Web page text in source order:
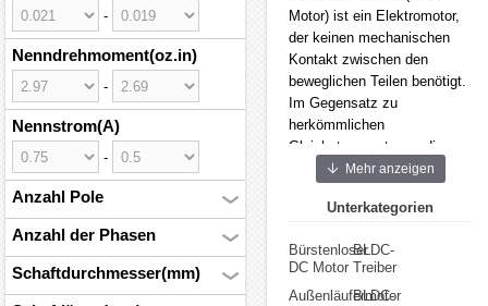
-
Nenndrehmoment(oz.in)
-
Nennstrom(A)
-
Anzahl Pole
Anzahl der Phasen
Schaftdurchmesser(mm)
Motor) ist ein Elektromotor,
der keinen mechanischen
Kontakt zwischen den
beweglichen Teilen benötigt.
Im Gegensatz zu
herkömmlichen
Gleichstrommotoren, die
Bürsten verwenden, um den
und rotierenden Teilen zu
Antriebssystem
elektronische Steuerungen,
um die Rotation zu
Mehr anzeigen
Unterkategorien
Bürstenloser
DC Motor
BLDC-
Treiber
Außenläufermotor
BLDC-